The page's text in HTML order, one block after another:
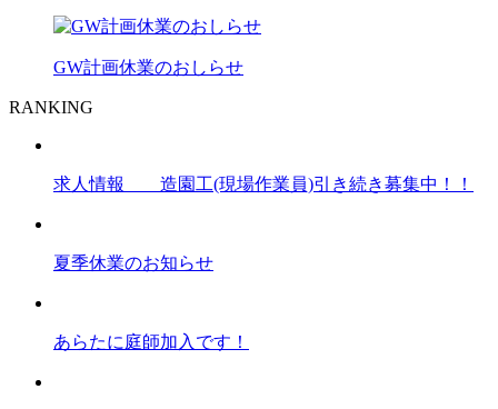
GW計画休業のおしらせ
RANKING
求人情報 造園工(現場作業員)引き続き募集中！！
夏季休業のお知らせ
あらたに庭師加入です！